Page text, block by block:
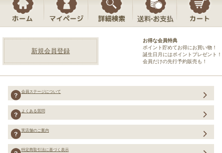
新規会員登録
お得な会員特典
ポイント貯めてお得にお買い物！
誕生日月にはポイントプレゼント！
会員だけの先行予約販売も！
会員ステージについて
よくある質問
実店舗のご案内
特定商取引法に基づく表示